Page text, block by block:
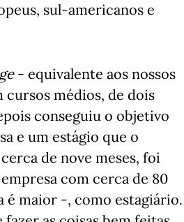
sul-americanos e
- equivalente aos nossos
médios, de dois
conseguiu o objetivo
e um estágio que o
de nove meses, foi
com cerca de 80
é maior -, como estagiário.